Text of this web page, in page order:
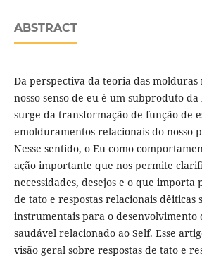
ABSTRACT
Da perspectiva da teoria das molduras
nosso senso de eu é um subproduto
surge da transformação de função de
emolduramentos relacionais do nosso
Nesse sentido, o Eu como
ação importante que nos permite
necessidades, desejos e o que importa
de tato e respostas relacionais dêiticas
instrumentais para o
saudável relacionado ao Self. Esse
visão geral sobre respostas de tato e